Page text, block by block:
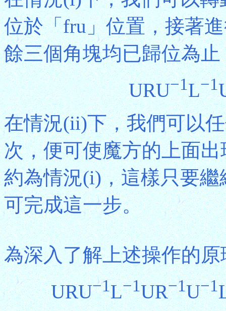
位於「fru」位置，接著
餘三個角塊均已歸位為止
URU−1L−1
在情況(ii)下，我們可以
次，便可使魔方的上面
約為情況(i)，這樣只要
可完成這一步。
為深入了解上述操作的
URU−1L−1UR−1U−1